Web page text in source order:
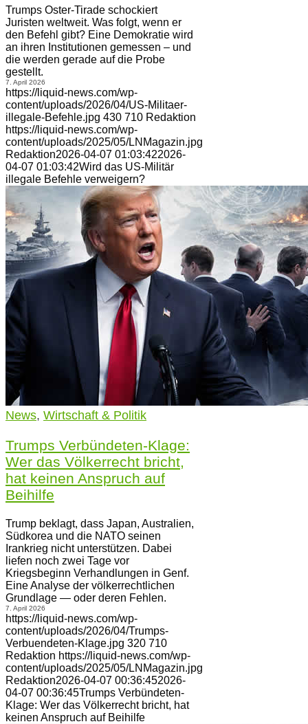
Trumps Oster-Tirade schockiert
Juristen weltweit. Was folgt, wenn er
den Befehl gibt? Eine Demokratie wird
an ihren Institutionen gemessen – und
die werden gerade auf die Probe
gestellt.
7. April 2026
https://liquid-news.com/wp-
content/uploads/2026/04/US-Militaer-
illegale-Befehle.jpg 430 710 Redaktion
https://liquid-news.com/wp-
content/uploads/2025/05/LNMagazin.jpg
Redaktion2026-04-07 01:03:422026-
04-07 01:03:42Wird das US-Militär
illegale Befehle verweigern?
News, Wirtschaft & Politik
Trumps Verbündeten-Klage:
Wer das Völkerrecht bricht,
hat keinen Anspruch auf
Beihilfe
Trump beklagt, dass Japan, Australien,
Südkorea und die NATO seinen
Irankrieg nicht unterstützen. Dabei
liefen noch zwei Tage vor
Kriegsbeginn Verhandlungen in Genf.
Eine Analyse der völkerrechtlichen
Grundlage — oder deren Fehlen.
7. April 2026
https://liquid-news.com/wp-
content/uploads/2026/04/Trumps-
Verbuendeten-Klage.jpg 320 710
Redaktion https://liquid-news.com/wp-
content/uploads/2025/05/LNMagazin.jpg
Redaktion2026-04-07 00:36:452026-
04-07 00:36:45Trumps Verbündeten-
Klage: Wer das Völkerrecht bricht, hat
keinen Anspruch auf Beihilfe